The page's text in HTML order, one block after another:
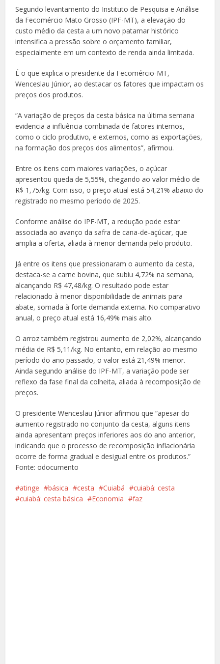
Segundo levantamento do Instituto de Pesquisa e Análise
da Fecomércio Mato Grosso (IPF-MT), a elevação do
custo médio da cesta a um novo patamar histórico
intensifica a pressão sobre o orçamento familiar,
especialmente em um contexto de renda ainda limitada.
É o que explica o presidente da Fecomércio-MT,
Wenceslau Júnior, ao destacar os fatores que impactam os
preços dos produtos.
“A variação de preços da cesta básica na última semana
evidencia a influência combinada de fatores internos,
como o ciclo produtivo, e externos, como as exportações,
na formação dos preços dos alimentos”, afirmou.
Entre os itens com maiores variações, o açúcar
apresentou queda de 5,55%, chegando ao valor médio de
R$ 1,75/kg. Com isso, o preço atual está 54,21% abaixo do
registrado no mesmo período de 2025.
Conforme análise do IPF-MT, a redução pode estar
associada ao avanço da safra de cana-de-açúcar, que
amplia a oferta, aliada à menor demanda pelo produto.
Já entre os itens que pressionaram o aumento da cesta,
destaca-se a carne bovina, que subiu 4,72% na semana,
alcançando R$ 47,48/kg. O resultado pode estar
relacionado à menor disponibilidade de animais para
abate, somada à forte demanda externa. No comparativo
anual, o preço atual está 16,49% mais alto.
O arroz também registrou aumento de 2,02%, alcançando
média de R$ 5,11/kg. No entanto, em relação ao mesmo
período do ano passado, o valor está 21,49% menor.
Ainda segundo análise do IPF-MT, a variação pode ser
reflexo da fase final da colheita, aliada à recomposição de
preços.
O presidente Wenceslau Júnior afirmou que “apesar do
aumento registrado no conjunto da cesta, alguns itens
ainda apresentam preços inferiores aos do ano anterior,
indicando que o processo de recomposição inflacionária
ocorre de forma gradual e desigual entre os produtos.”
Fonte: odocumento
atinge básica cesta Cuiabá
cuiabá: cesta
cuiabá: cesta básica
Economia faz